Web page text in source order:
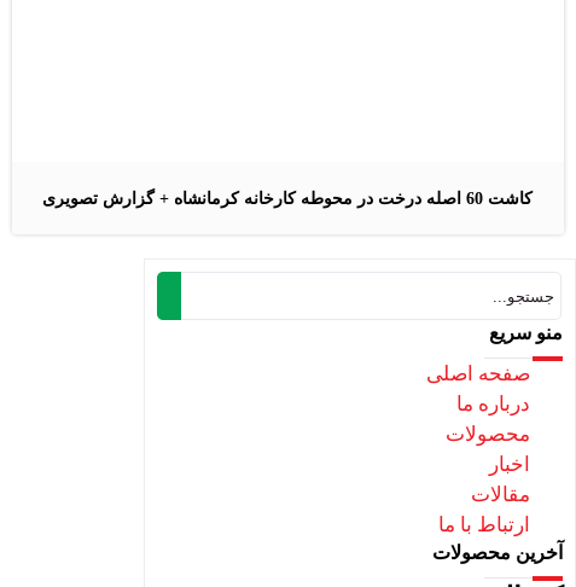
کاشت 60 اصله درخت در محوطه کارخانه کرمانشاه + گزارش تصویری
منو سریع
صفحه اصلی
درباره ما
محصولات
اخبار
مقالات
ارتباط با ما
آخرین محصولات